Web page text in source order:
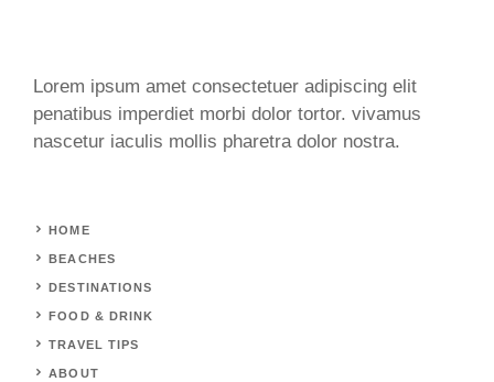
Lorem ipsum amet consectetuer adipiscing elit
penatibus imperdiet morbi dolor tortor. vivamus
nascetur iaculis mollis pharetra dolor nostra.
HOME
BEACHES
DESTINATIONS
FOOD & DRINK
TRAVEL TIPS
ABOUT